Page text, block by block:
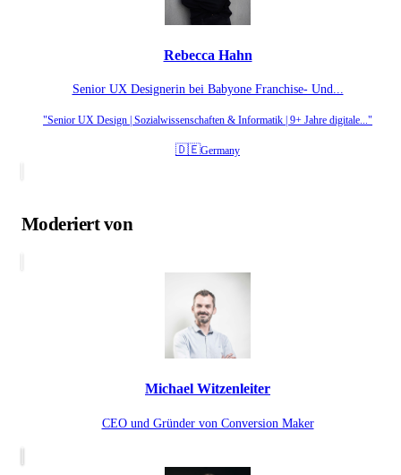
Rebecca Hahn
Senior UX Designerin bei Babyone Franchise- Und...
"Senior UX Design | Sozialwissenschaften & Informatik | 9+ Jahre digitale..."
🇩🇪Germany
Moderiert von
Michael Witzenleiter
CEO und Gründer von Conversion Maker